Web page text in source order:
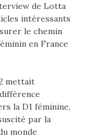
de Lotta
intéressants
le chemin
en France
mettait
la D1 féminine,
par la
monde